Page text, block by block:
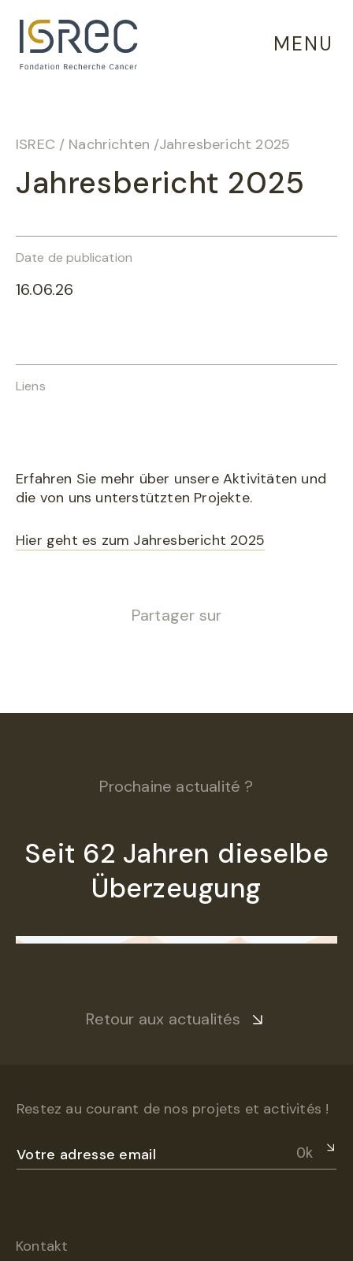
MENU
ISREC / Nachrichten /Jahresbericht 2025
Jahresbericht 2025
Date de publication
16.06.26
Liens
Erfahren Sie mehr über unsere Aktivitäten und
die von uns unterstützten Projekte.
Hier geht es zum Jahresbericht 2025
Partager sur
Prochaine actualité ?
Seit 62 Jahren dieselbe
Überzeugung
Retour aux actualités
Restez au courant de nos projets et activités !
Ok
Kontakt